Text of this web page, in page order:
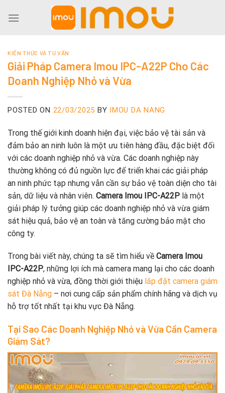
KIẾN THỨC VÀ TƯ VẤN
Giải Pháp Camera Imou IPC-A22P Cho Các
Doanh Nghiệp Nhỏ và Vừa
POSTED ON 22/03/2025 BY IMOU DA NANG
Trong thế giới kinh doanh hiện đại, việc bảo vệ tài sản và
đảm bảo an ninh luôn là một ưu tiên hàng đầu, đặc biệt đối
với các doanh nghiệp nhỏ và vừa. Các doanh nghiệp này
thường không có đủ nguồn lực để triển khai các giải pháp
an ninh phức tạp nhưng vẫn cần sự bảo vệ toàn diện cho tài
sản, dữ liệu và nhân viên. Camera Imou IPC-A22P là một
giải pháp lý tưởng giúp các doanh nghiệp nhỏ và vừa giám
sát hiệu quả, bảo vệ an toàn và tăng cường bảo mật cho
công ty.
Trong bài viết này, chúng ta sẽ tìm hiểu về Camera Imou
IPC-A22P, những lợi ích mà camera mang lại cho các doanh
nghiệp nhỏ và vừa, đồng thời giới thiệu lắp đặt camera giám
sát Đà Nẵng – nơi cung cấp sản phẩm chính hãng và dịch vụ
hỗ trợ tốt nhất tại khu vực Đà Nẵng.
Tại Sao Các Doanh Nghiệp Nhỏ và Vừa Cần Camera
Giám Sát?